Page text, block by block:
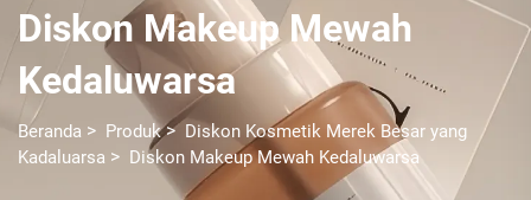
Diskon Makeup Mewah
Kedaluwarsa
Beranda > Produk> Diskon Kosmetik Merek Besar yang
Kadaluarsa > Diskon Makeup Mewah Kedaluwarsa